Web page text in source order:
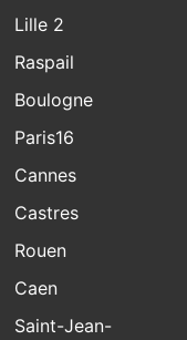
Lille 2
Raspail
Boulogne
Paris16
Cannes
Castres
Rouen
Caen
Saint-Jean-